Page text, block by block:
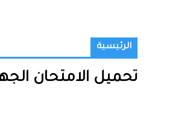
الرئيسية
تحميل الامتحان